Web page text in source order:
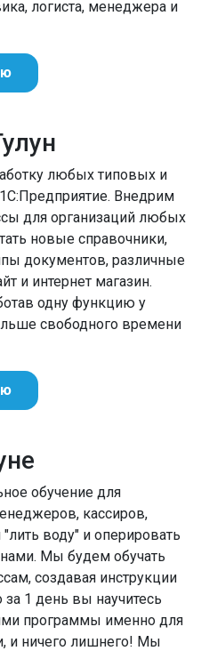
логиста, менеджера и
любых типовых и
Внедрим
для организаций любых
новые справочники,
документов, различные
и интернет магазин.
одну функцию у
свободного времени
обучение для
кассиров,
воду" и оперировать
Мы будем обучать
создавая инструкции
1 день вы научитесь
программы именно для
и ничего лишнего! Мы